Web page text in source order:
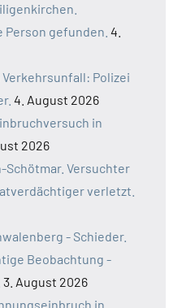
Person gefunden. 4.
Verkehrsunfall: Polizei
4. August 2026
in
2026
Schötmar. Versuchter
verletzt.
- Schieder.
Beobachtung -
3. August 2026
in